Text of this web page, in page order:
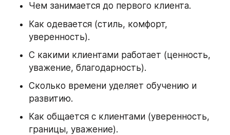
Чем занимается до первого клиента.
Как одевается (стиль, комфорт,
уверенность).
С какими клиентами работает (ценность,
уважение, благодарность).
Сколько времени уделяет обучению и
развитию.
Как общается с клиентами (уверенность,
границы, уважение).